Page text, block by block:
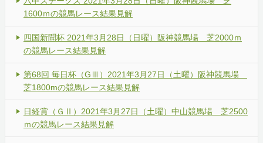
1600ｍの競馬レース結果見解
四国新聞杯 2021年3月28日（日曜）阪神競馬場 芝2000ｍ
の競馬レース結果見解
第68回 毎日杯（GⅢ）2021年3月27日（土曜）阪神競馬場
芝1800mの競馬レース結果見解
日経賞（ＧⅡ）2021年3月27日（土曜）中山競馬場 芝2500
ｍの競馬レース結果見解